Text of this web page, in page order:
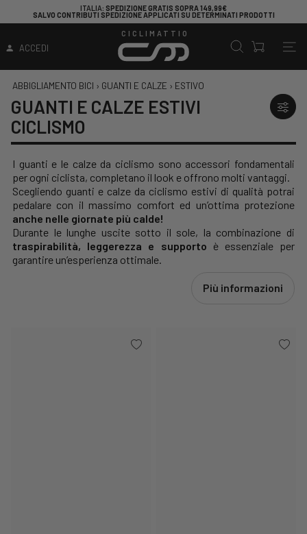
ITALIA: SPEDIZIONE GRATIS SOPRA 149,99€
SALVO CONTRIBUTI SPEDIZIONE APPLICATI SU DETERMINATI PRODOTTI
ACCEDI
CICLIMATTIO
ABBIGLIAMENTO BICI › GUANTI E CALZE › ESTIVO
GUANTI E CALZE ESTIVI
CICLISMO
I guanti e le calze da ciclismo sono accessori fondamentali
per ogni ciclista, completano il look e offrono molti vantaggi.
Scegliendo guanti e calze da ciclismo estivi di qualità potrai
pedalare con il massimo comfort ed un’ottima protezione
anche nelle giornate più calde!
Durante le lunghe uscite sotto il sole, la combinazione di
traspirabilità, leggerezza e supporto è essenziale per
garantire un’esperienza ottimale.
Più informazioni